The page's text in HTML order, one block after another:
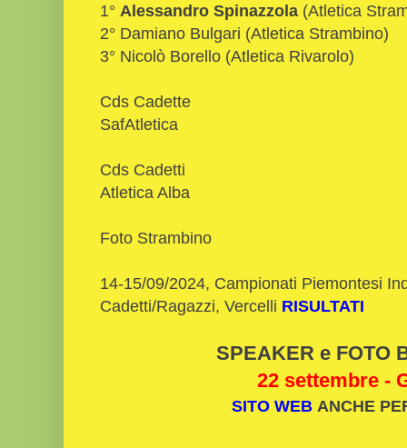
1° Alessandro Spinazzola (Atletica
2° Damiano Bulgari (Atletica Strambino)
3° Nicolò Borello (Atletica Rivarolo)
Cds Cadette
SafAtletica
Cds Cadetti
Atletica Alba
Foto Strambino
14-15/09/2024, Campionati Piemontesi
Cadetti/Ragazzi, Vercelli RISULTATI
SPEAKER e FOTO
22 settembre -
SITO WEB ANCHE